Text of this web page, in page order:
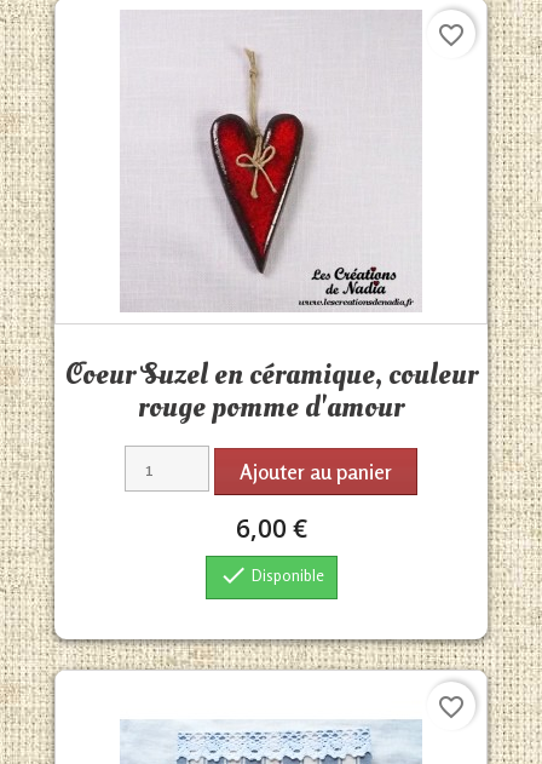
Coeur Suzel en céramique, couleur
rouge pomme d'amour
Ajouter au panier
6,00 €
 Disponible
favorite_border
favorite_border